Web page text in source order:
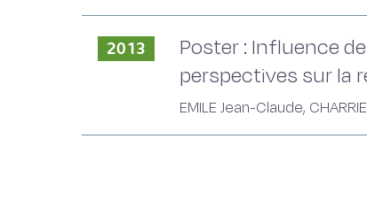
2013
Poster : Influence
perspectives sur la
EMILE Jean-Claude,